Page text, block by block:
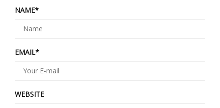
NAME*
EMAIL*
WEBSITE